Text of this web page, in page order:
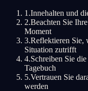
1.Innehalten und
2.Beachten Sie
Moment
3.Reflektieren Sie,
Situation zutrifft
4.Schreiben Sie
Tagebuch
5.Vertrauen Sie
werden